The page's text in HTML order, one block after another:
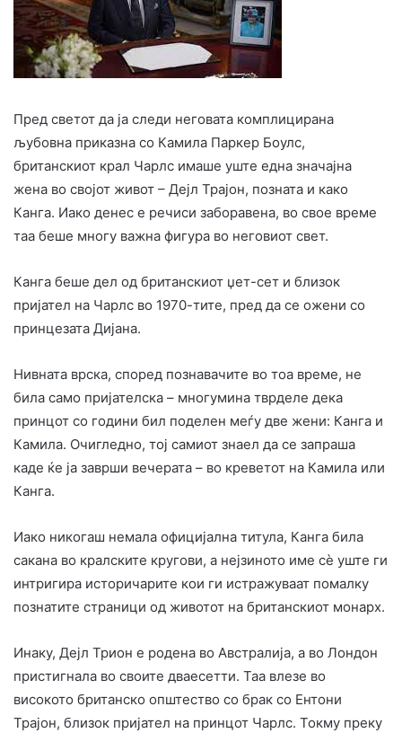
Пред светот да ја следи неговата комплицирана
љубовна приказна со Камила Паркер Боулс,
британскиот крал Чарлс имаше уште една значајна
жена во својот живот – Дејл Трајон, позната и како
Канга. Иако денес е речиси заборавена, во свое време
таа беше многу важна фигура во неговиот свет.
Канга беше дел од британскиот џет-сет и близок
пријател на Чарлс во 1970-тите, пред да се ожени со
принцезата Дијана.
Нивната врска, според познавачите во тоа време, не
била само пријателска – многумина тврделе дека
принцот со години бил поделен меѓу две жени: Канга и
Камила. Очигледно, тој самиот знаел да се запраша
каде ќе ја заврши вечерата – во креветот на Камила или
Канга.
Иако никогаш немала официјална титула, Канга била
сакана во кралските кругови, а нејзиното име сè уште ги
интригира историчарите кои ги истражуваат помалку
познатите страници од животот на британскиот монарх.
Инаку, Дејл Трион е родена во Австралија, а во Лондон
пристигнала во своите дваесетти. Таа влезе во
високото британско општество со брак со Ентони
Трајон, близок пријател на принцот Чарлс. Токму преку